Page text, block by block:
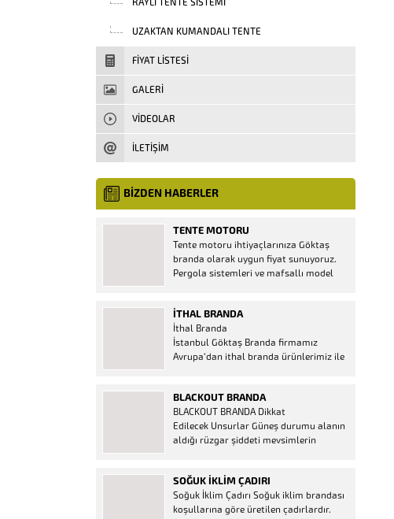
RAYLI TENTE SISTEMI
UZAKTAN KUMANDALI TENTE
FIYAT LISTESI
GALERİ
VIDEOLAR
İLETİŞİM
BİZDEN HABERLER
TENTE MOTORU
Tente motoru ihtiyaçlarınıza Göktaş
branda olarak uygun fiyat sunuyoruz.
Pergola sistemleri ve mafsallı model
mevcuttur. Kumanda ve diğer aparatlar
firmamızda mevcuttur.
İTHAL BRANDA
İthal Branda
İstanbul Göktaş Branda firmamız
Avrupa’dan ithal branda ürünlerimiz ile
Ürün Al dükkanı ürünleri peşin fiyatına
bol taksitle Göktaş Branda Çeşitleri
Adresinde, 1.kalite ithal ürün ne demek
Brandacı sektöründe faaliyet gösteren,
BLACKOUT BRANDA
BLACKOUT BRANDA Dikkat
Edilecek Unsurlar Güneş durumu alanın
aldığı rüzgar şiddeti mevsimlerin
düşünmeniz gereken bir kaç faktörden
biridir. Türkiye’nin lider Branda markası
Göktaş Branda, Hazine ve Maliye Bakanı
SOĞUK İKLIM ÇADIRI
Soğuk İklim Çadırı Soğuk iklim brandası
koşullarına göre üretilen çadırlardır.